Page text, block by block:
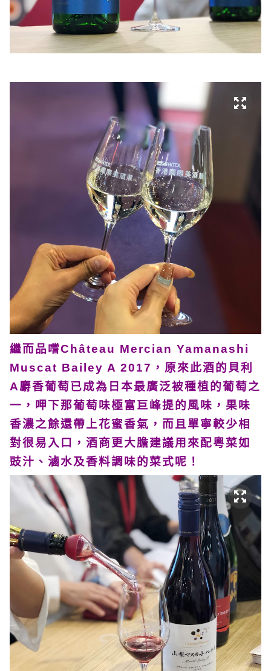
繼而品嚐Château Mercian Yamanashi
Muscat Bailey A 2017，原來此酒的貝利
A麝香葡萄已成為日本最廣泛被種植的葡萄之
一，呷下那葡萄味極富巨峰提的風味，果味
香濃之餘還帶上花蜜香氣，而且單寧較少相
對很易入口，酒商更大膽建議用來配粵菜如
豉汁、滷水及香料調味的菜式呢！